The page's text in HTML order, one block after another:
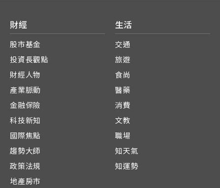
財經
股市基金
投資長觀點
財經人物
產業脈動
金融保險
科技新知
國際焦點
趨勢大師
政策法規
地產房市
生活
交通
旅遊
食尚
醫藥
消費
文教
職場
知天氣
知運勢